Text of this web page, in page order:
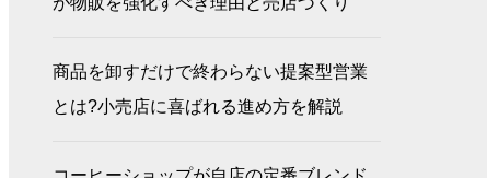
商品を卸すだけで終わらない提案型営業
とは?小売店に喜ばれる進め方を解説